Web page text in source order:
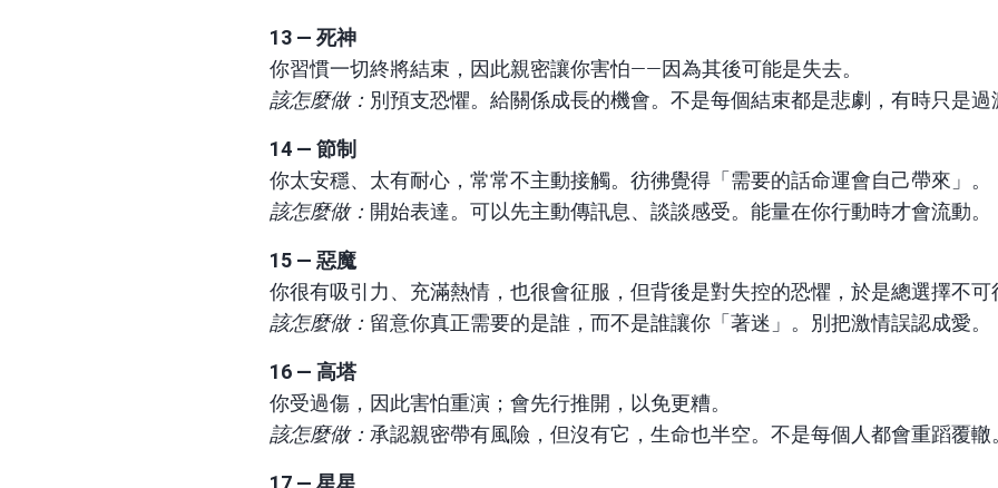
13 — 死神
你習慣一切終將結束，因此親密讓你害怕——因為其後可能是失去。
該怎麼做： 別預支恐懼。給關係成長的機會。不是每個結束都是悲劇，有時只是過
14 — 節制
你太安穩、太有耐心，常常不主動接觸。彷彿覺得「需要的話命運會自己帶來」。
該怎麼做： 開始表達。可以先主動傳訊息、談談感受。能量在你行動時才會流動。
15 — 惡魔
你很有吸引力、充滿熱情，也很會征服，但背後是對失控的恐懼，於是總選擇不可
該怎麼做： 留意你真正需要的是誰，而不是誰讓你「著迷」。別把激情誤認成愛。
16 — 高塔
你受過傷，因此害怕重演；會先行推開，以免更糟。
該怎麼做： 承認親密帶有風險，但沒有它，生命也半空。不是每個人都會重蹈覆轍
17 — 星星